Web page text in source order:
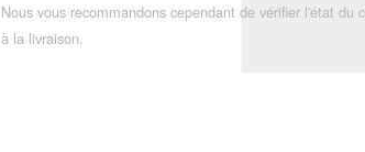
Nous vous recommandons cependant de vérifier l'état du
à la livraison.